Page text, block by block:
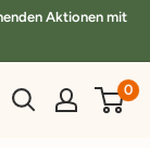
Aktionen mit
0